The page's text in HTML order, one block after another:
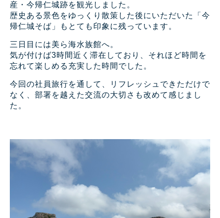
産・今帰仁城跡を観光しました。
歴史ある景色をゆっくり散策した後にいただいた「今
帰仁城そば」もとても印象に残っています。
三日目には美ら海水族館へ。
気が付けば3時間近く滞在しており、それほど時間を
忘れて楽しめる充実した時間でした。
今回の社員旅行を通して、リフレッシュできただけで
なく、部署を越えた交流の大切さも改めて感じまし
た。